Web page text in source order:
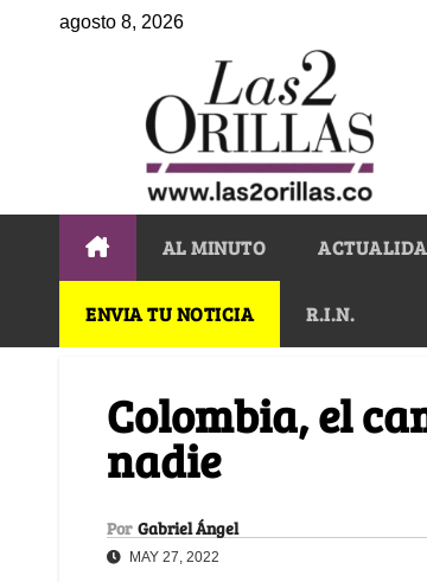
agosto 8, 2026
AL MINUTO
ENVIA TU NOTICIA R.I.N.
Colombia, el
nadie
Por Gabriel Ángel
MAY 27, 2022